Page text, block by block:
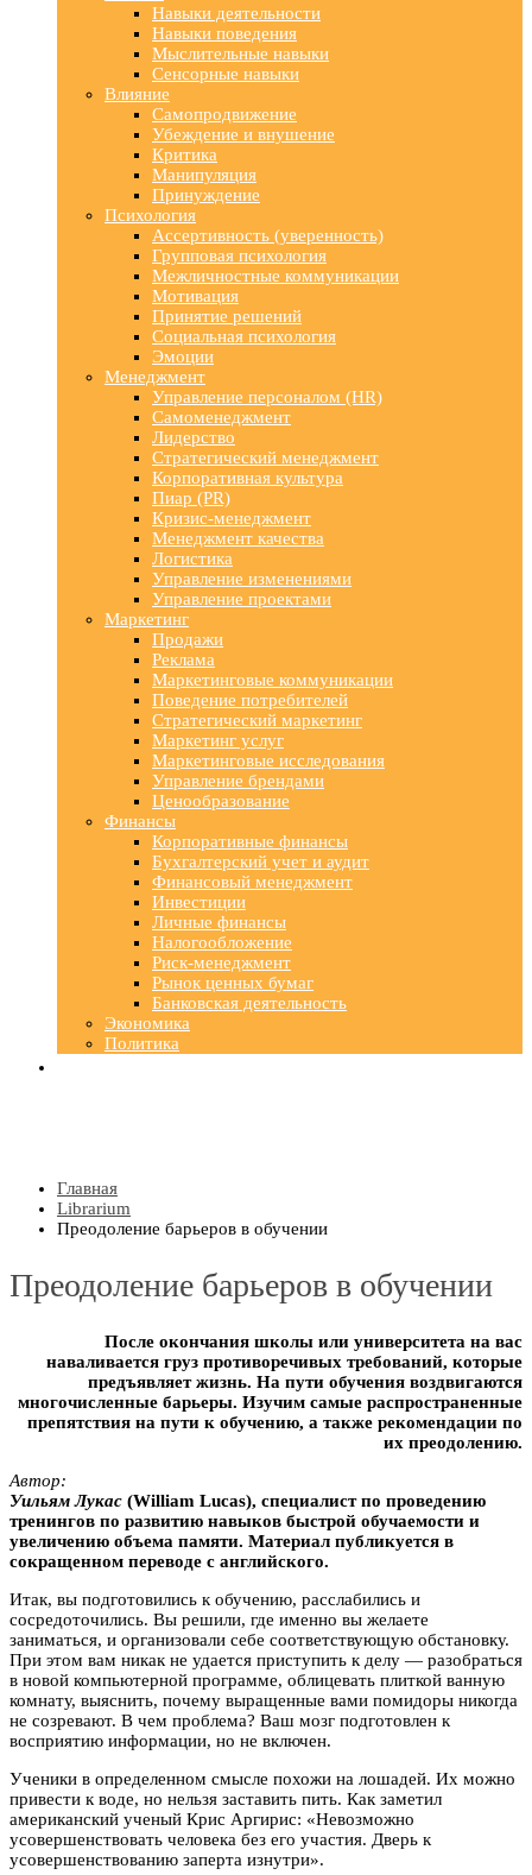
Навыки деятельности
Навыки поведения
Мыслительные навыки
Сенсорные навыки
Влияние
Самопродвижение
Убеждение и внушение
Критика
Манипуляция
Принуждение
Психология
Ассертивность (уверенность)
Групповая психология
Межличностные коммуникации
Мотивация
Принятие решений
Социальная психология
Эмоции
Менеджмент
Управление персоналом (HR)
Самоменеджмент
Лидерство
Стратегический менеджмент
Корпоративная культура
Пиар (PR)
Кризис-менеджмент
Менеджмент качества
Логистика
Управление изменениями
Управление проектами
Маркетинг
Продажи
Реклама
Маркетинговые коммуникации
Поведение потребителей
Стратегический маркетинг
Маркетинг услуг
Маркетинговые исследования
Управление брендами
Ценообразование
Финансы
Корпоративные финансы
Бухгалтерский учет и аудит
Финансовый менеджмент
Инвестиции
Личные финансы
Налогообложение
Риск-менеджмент
Рынок ценных бумаг
Банковская деятельность
Экономика
Политика
Главная
Librarium
Преодоление барьеров в обучении
Преодоление барьеров в обучении
После окончания школы или университета на вас
наваливается груз противоречивых требований, которые
предъявляет жизнь. На пути обучения воздвигаются
многочисленные барьеры. Изучим самые распространенные
препятствия на пути к обучению, а также рекомендации по
их преодолению.
Автор:
Уильям Лукас (William Lucas), специалист по проведению
тренингов по развитию навыков быстрой обучаемости и
увеличению объема памяти. Материал публикуется в
сокращенном переводе с английского.
Итак, вы подготовились к обучению, расслабились и
сосредоточились. Вы решили, где именно вы желаете
заниматься, и организовали себе соответствующую обстановку.
При этом вам никак не удается приступить к делу — разобраться
в новой компьютерной программе, облицевать плиткой ванную
комнату, выяснить, почему выращенные вами помидоры никогда
не созревают. В чем проблема? Ваш мозг подготовлен к
восприятию информации, но не включен.
Ученики в определенном смысле похожи на лошадей. Их можно
привести к воде, но нельзя заставить пить. Как заметил
американский ученый Крис Аргирис: «Невозможно
усовершенствовать человека без его участия. Дверь к
усовершенствованию заперта изнутри».